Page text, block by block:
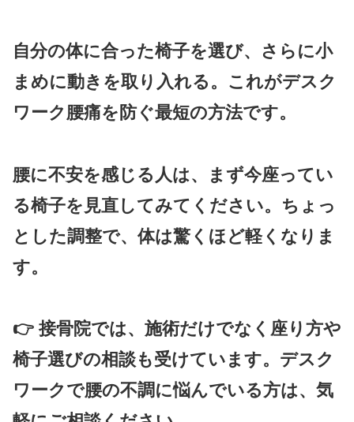
自分の体に合った椅子を選び、さらに小
まめに動きを取り入れる。これがデスク
ワーク腰痛を防ぐ最短の方法です。
腰に不安を感じる人は、まず今座ってい
る椅子を見直してみてください。ちょっ
とした調整で、体は驚くほど軽くなりま
す。
👉 接骨院では、施術だけでなく座り方や
椅子選びの相談も受けています。デスク
ワークで腰の不調に悩んでいる方は、気